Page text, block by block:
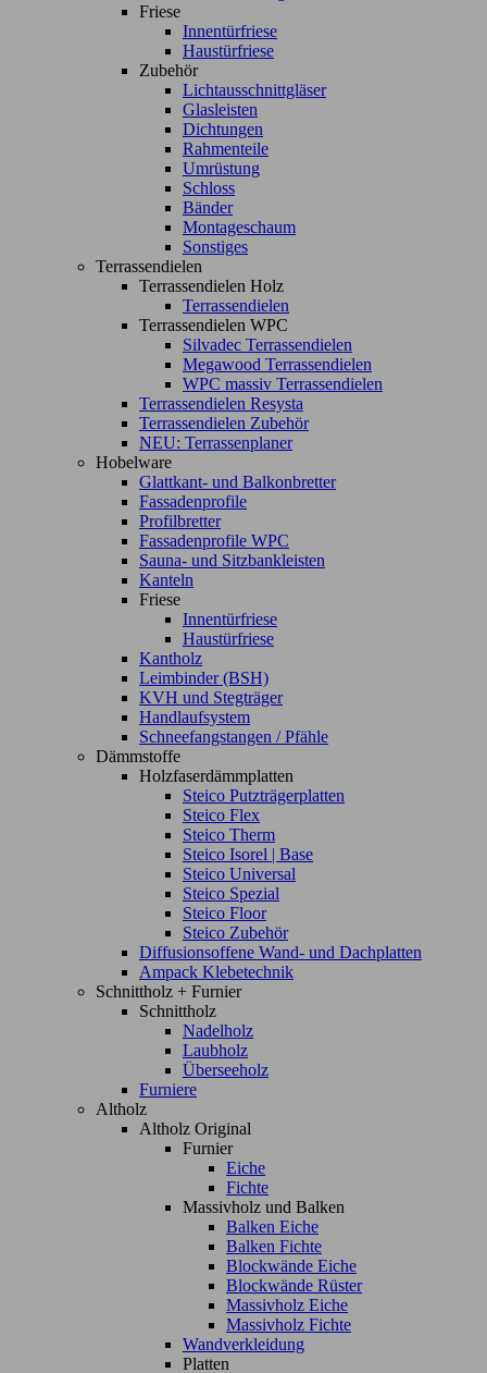
Friese
Innentürfriese
Haustürfriese
Zubehör
Lichtausschnittgläser
Glasleisten
Dichtungen
Rahmenteile
Umrüstung
Schloss
Bänder
Montageschaum
Sonstiges
Terrassendielen
Terrassendielen Holz
Terrassendielen
Terrassendielen WPC
Silvadec Terrassendielen
Megawood Terrassendielen
WPC massiv Terrassendielen
Terrassendielen Resysta
Terrassendielen Zubehör
NEU: Terrassenplaner
Hobelware
Glattkant- und Balkonbretter
Fassadenprofile
Profilbretter
Fassadenprofile WPC
Sauna- und Sitzbankleisten
Kanteln
Friese
Innentürfriese
Haustürfriese
Kantholz
Leimbinder (BSH)
KVH und Stegträger
Handlaufsystem
Schneefangstangen / Pfähle
Dämmstoffe
Holzfaserdämmplatten
Steico Putzträgerplatten
Steico Flex
Steico Therm
Steico Isorel | Base
Steico Universal
Steico Spezial
Steico Floor
Steico Zubehör
Diffusionsoffene Wand- und Dachplatten
Ampack Klebetechnik
Schnittholz + Furnier
Schnittholz
Nadelholz
Laubholz
Überseeholz
Furniere
Altholz
Altholz Original
Furnier
Eiche
Fichte
Massivholz und Balken
Balken Eiche
Balken Fichte
Blockwände Eiche
Blockwände Rüster
Massivholz Eiche
Massivholz Fichte
Wandverkleidung
Platten